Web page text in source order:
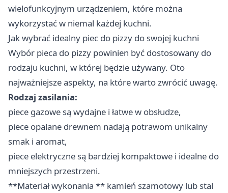
wielofunkcyjnym urządzeniem, które można
wykorzystać w niemal każdej kuchni.
Jak wybrać idealny piec do pizzy do swojej kuchni
Wybór pieca do pizzy powinien być dostosowany do
rodzaju kuchni, w której będzie używany. Oto
najważniejsze aspekty, na które warto zwrócić uwagę.
Rodzaj zasilania:
piece gazowe są wydajne i łatwe w obsłudze,
piece opalane drewnem nadają potrawom unikalny
smak i aromat,
piece elektryczne są bardziej kompaktowe i idealne do
mniejszych przestrzeni.
**Materiał wykonania ** kamień szamotowy lub stal